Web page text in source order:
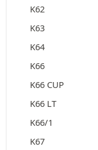
K62
K63
K64
K66
K66 CUP
K66 LT
K66/1
K67